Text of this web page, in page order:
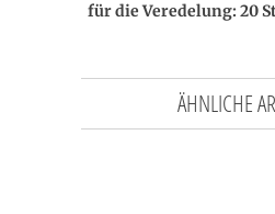
für die Veredelung: 20
ÄHNLICHE